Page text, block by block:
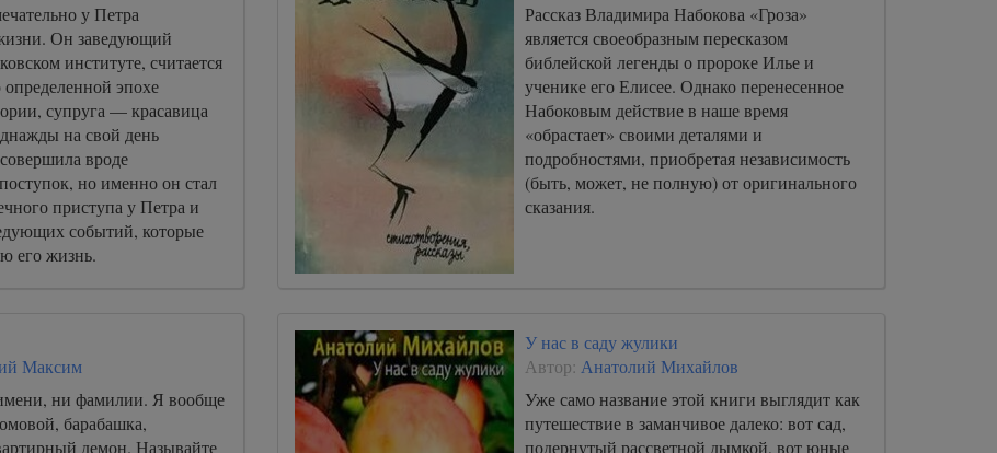
у Петра
Он заведующий
институте, считается
эпохе
супруга — красавица
на свой день
вроде
но именно он стал
приступа у Петра и
событий, которые
его жизнь.
Рассказ Владимира Набокова «Гроза»
является своеобразным пересказом
библейской легенды о пророке Илье и
ученике его Елисее. Однако перенесенное
Набоковым действие в наше время
«обрастает» своими деталями и
подробностями, приобретая независимость
(быть, может, не полную) от оригинального
сказания.
Максим
ни фамилии. Я вообще
барабашка,
демон. Называйте
У нас в саду жулики
Автор: Анатолий Михайлов
Уже само название этой книги выглядит как
путешествие в заманчивое далеко: вот сад,
подернутый рассветной дымкой, вот юные